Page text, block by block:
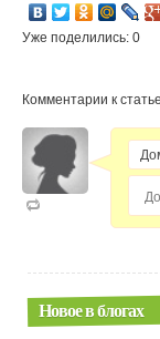
Уже поделились: 0
Комментарии к
Новое в блогах